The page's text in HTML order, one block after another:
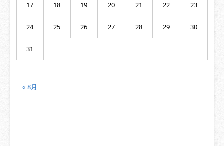
17 18 19 20 21 22 23
24 25 26 27 28 29 30
31
« 8月